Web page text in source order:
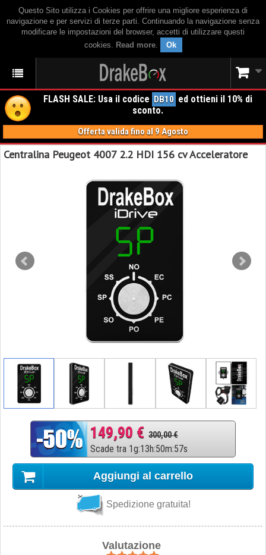
Questo Sito utilizza i Cookies per offrire una migliore esperienza di
navigazione e per servizi di terze parti. Continuando la navigazione senza
modificare le impostazioni del browser, accetti di utilizzare questi
cookies. Read more. Ok
FLASH SALE: Usa il codice DB10 ed ottieni il 10% di
sconto.
Offerta valida fino al 9 Agosto
Centralina Peugeot 4007 2.2 HDI 156 cv Acceleratore
149,90 € 300,00 €
Scade tra 1g:13h:50m:56s
Aggiungi al carrello
Spedizione gratuita!
Valutazione